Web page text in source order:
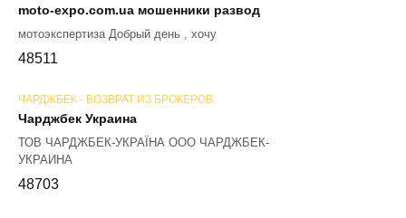
moto-expo.com.ua мошенники развод
мотоэкспертиза Добрый день , хочу
48511
ЧАРДЖБЕК - ВОЗВРАТ ИЗ БРОКЕРОВ
Чарджбек Украина
ТОВ ЧАРДЖБЕК-УКРАЇНА ООО ЧАРДЖБЕК-
УКРАИНА
48703